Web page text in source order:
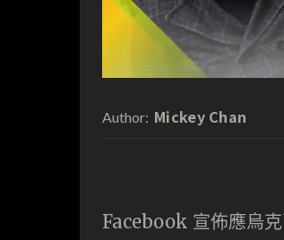
Author: Mickey Chan
Facebook 宣佈應烏